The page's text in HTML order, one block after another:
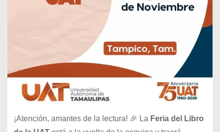
¡Atención, amantes de la lectura! 🎉 La Feria del Libro